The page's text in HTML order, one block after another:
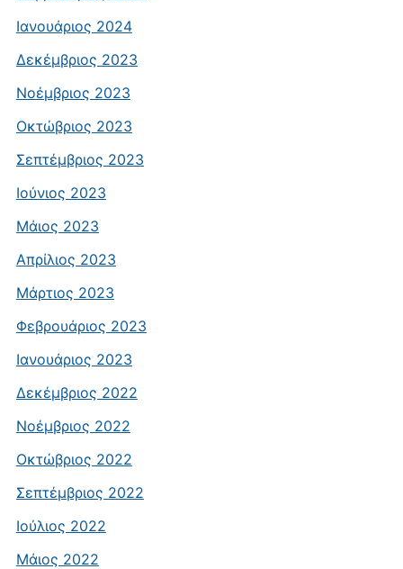
Ιανουάριος 2024
Δεκέμβριος 2023
Νοέμβριος 2023
Οκτώβριος 2023
Σεπτέμβριος 2023
Ιούνιος 2023
Μάιος 2023
Απρίλιος 2023
Μάρτιος 2023
Φεβρουάριος 2023
Ιανουάριος 2023
Δεκέμβριος 2022
Νοέμβριος 2022
Οκτώβριος 2022
Σεπτέμβριος 2022
Ιούλιος 2022
Μάιος 2022